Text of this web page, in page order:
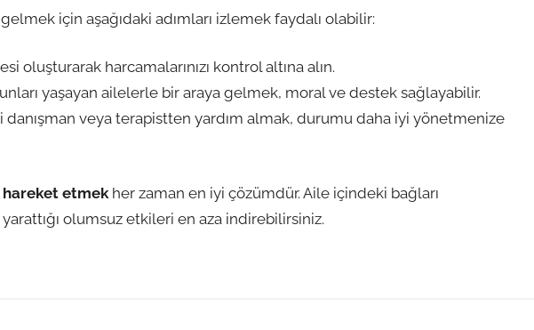
için aşağıdaki adımları izlemek faydalı olabilir:
oluşturarak harcamalarınızı kontrol altına alın.
yaşayan ailelerle bir araya gelmek, moral ve destek sağlayabilir.
danışman veya terapistten yardım almak, durumu daha iyi yönetmenize
etmek her zaman en iyi çözümdür. Aile içindeki bağları
olumsuz etkileri en aza indirebilirsiniz.